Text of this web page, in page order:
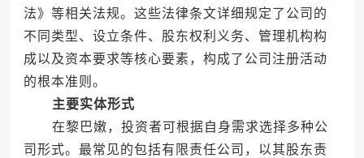
法》等相关法规。这些法律条文详细规定了公司的
不同类型、设立条件、股东权利义务、管理机构构
成以及资本要求等核心要素，构成了公司注册活动
的根本准则。
主要实体形式
在黎巴嫩，投资者可根据自身需求选择多种公
司形式。最常见的包括有限责任公司，以其股东责